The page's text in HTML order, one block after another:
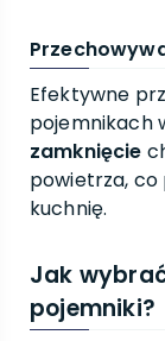
Efektywne
pojemnikach
zamknięcie
powietrza, co
kuchnię.
Jak
pojemniki?